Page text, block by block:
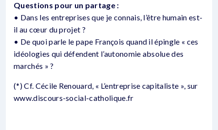
Questions pour un partage :
• Dans les entreprises que je connais, l’être humain est-
il au cœur du projet ?
• De quoi parle le pape François quand il épingle « ces
idéologies qui défendent l’autonomie absolue des
marchés » ?
(*) Cf. Cécile Renouard, « L’entreprise capitaliste », sur
www.discours-social-catholique.fr